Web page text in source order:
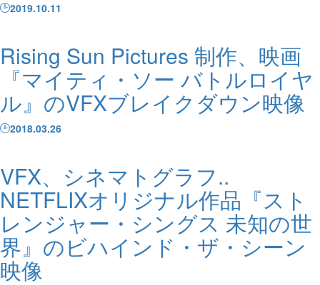
2019.10.11
Rising Sun Pictures 制作、映画
『マイティ・ソー バトルロイヤ
ル』のVFXブレイクダウン映像
2018.03.26
VFX、シネマトグラフ..
NETFLIXオリジナル作品『スト
レンジャー・シングス 未知の世
界』のビハインド・ザ・シーン
映像